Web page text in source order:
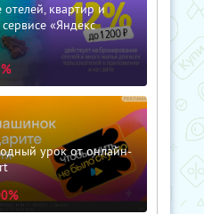
квартир и
«Яндекс
урок от онлайн-